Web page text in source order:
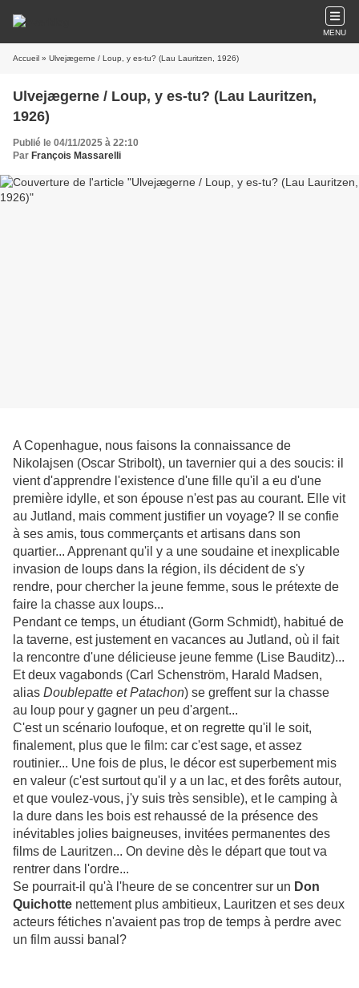
MENU
Accueil » Ulvejægerne / Loup, y es-tu? (Lau Lauritzen, 1926)
Ulvejægerne / Loup, y es-tu? (Lau Lauritzen,
1926)
Publié le 04/11/2025 à 22:10
Par François Massarelli
A Copenhague, nous faisons la connaissance de
Nikolajsen (Oscar Stribolt), un tavernier qui a des soucis: il
vient d'apprendre l'existence d'une fille qu'il a eu d'une
première idylle, et son épouse n'est pas au courant. Elle vit
au Jutland, mais comment justifier un voyage? Il se confie
à ses amis, tous commerçants et artisans dans son
quartier... Apprenant qu'il y a une soudaine et inexplicable
invasion de loups dans la région, ils décident de s'y
rendre, pour chercher la jeune femme, sous le prétexte de
faire la chasse aux loups...
Pendant ce temps, un étudiant (Gorm Schmidt), habitué de
la taverne, est justement en vacances au Jutland, où il fait
la rencontre d'une délicieuse jeune femme (Lise Bauditz)...
Et deux vagabonds (Carl Schenström, Harald Madsen,
alias Doublepatte et Patachon) se greffent sur la chasse
au loup pour y gagner un peu d'argent...
C'est un scénario loufoque, et on regrette qu'il le soit,
finalement, plus que le film: car c'est sage, et assez
routinier... Une fois de plus, le décor est superbement mis
en valeur (c'est surtout qu'il y a un lac, et des forêts autour,
et que voulez-vous, j'y suis très sensible), et le camping à
la dure dans les bois est rehaussé de la présence des
inévitables jolies baigneuses, invitées permanentes des
films de Lauritzen... On devine dès le départ que tout va
rentrer dans l'ordre...
Se pourrait-il qu'à l'heure de se concentrer sur un Don
Quichotte nettement plus ambitieux, Lauritzen et ses deux
acteurs fétiches n'avaient pas trop de temps à perdre avec
un film aussi banal?